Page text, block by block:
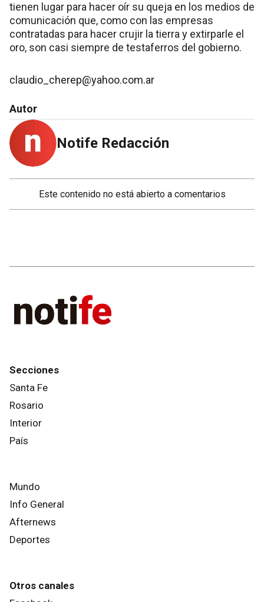
tienen lugar para hacer oír su queja en los medios de
comunicación que, como con las empresas
contratadas para hacer crujir la tierra y extirparle el
oro, son casi siempre de testaferros del gobierno.
claudio_cherep@yahoo.com.ar
Autor
Notife Redacción
Este contenido no está abierto a comentarios
Secciones
Santa Fe
Rosario
Interior
País
Mundo
Info General
Afternews
Deportes
Otros canales